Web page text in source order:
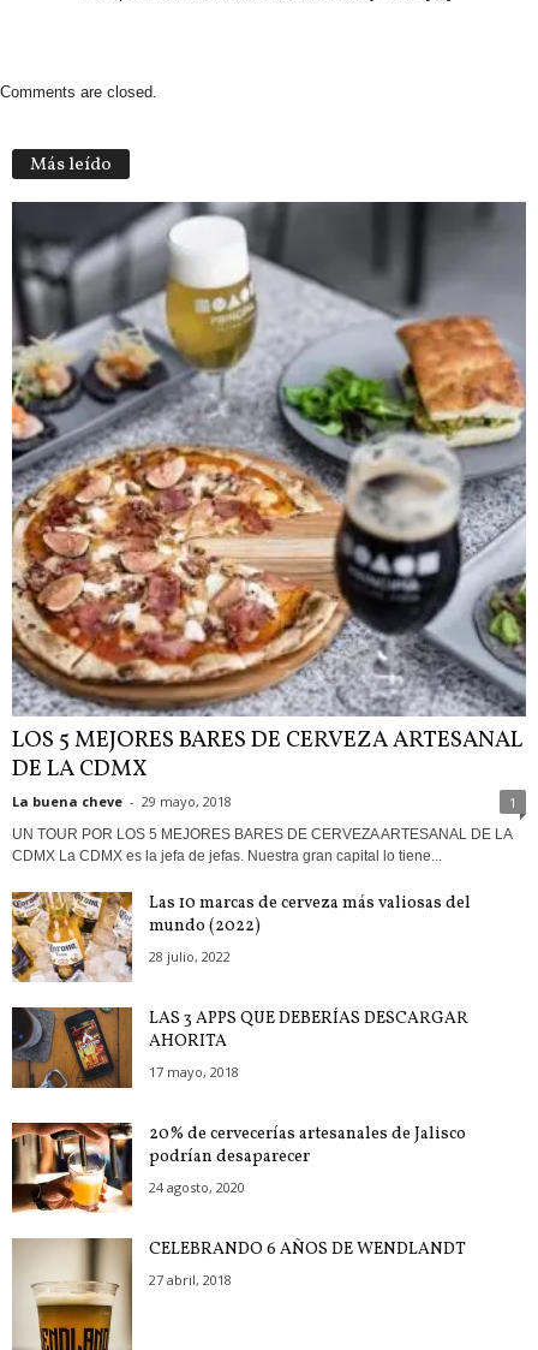
Comments are closed.
Más leído
LOS 5 MEJORES BARES DE CERVEZA ARTESANAL
DE LA CDMX
La buena cheve - 29 mayo, 2018 1
UN TOUR POR LOS 5 MEJORES BARES DE CERVEZA ARTESANAL DE LA
CDMX La CDMX es la jefa de jefas. Nuestra gran capital lo tiene...
Las 10 marcas de cerveza más valiosas del
mundo (2022)
28 julio, 2022
LAS 3 APPS QUE DEBERÍAS DESCARGAR
AHORITA
17 mayo, 2018
20% de cervecerías artesanales de Jalisco
podrían desaparecer
24 agosto, 2020
CELEBRANDO 6 AÑOS DE WENDLANDT
27 abril, 2018